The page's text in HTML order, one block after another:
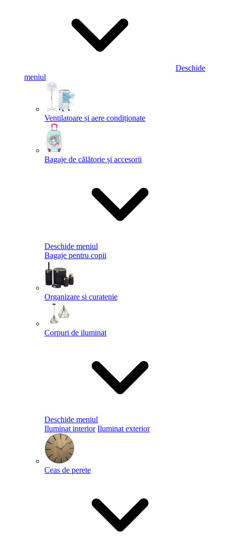
Deschide
meniul
Ventilatoare și aere condiționate
Bagaje de călătorie și accesorii
Deschide meniul
Bagaje pentru copii
Organizare si curatenie
Corpuri de iluminat
Deschide meniul
Iluminat interior Iluminat exterior
Ceas de perete